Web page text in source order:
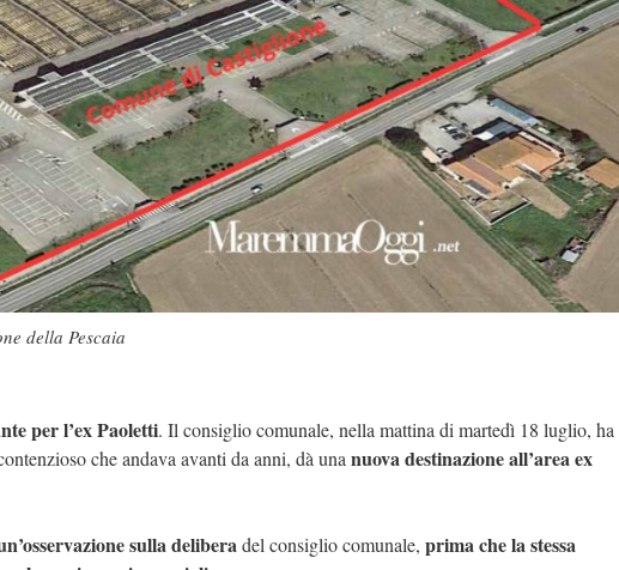
della Pescaia
per l’ex Paoletti. Il consiglio comunale, nella mattina di martedì 18 luglio, ha
che andava avanti da anni, dà una nuova destinazione all’area ex
sulla deliberadel consiglio comunale, prima che la stessa